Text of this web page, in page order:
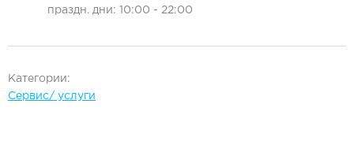
праздн. дни: 10:00 - 22:00
Категории:
Сервис/ услуги